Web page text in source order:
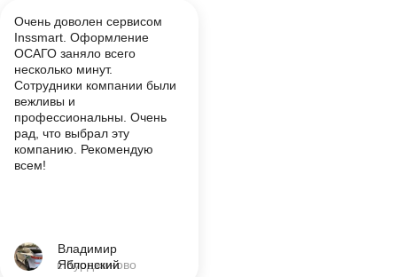
г. Курджиново
Владимир
Яблонский
Очень доволен сервисом
Inssmart. Оформление
ОСАГО заняло всего
несколько минут.
Сотрудники компании были
вежливы и
профессиональны. Очень
рад, что выбрал эту
компанию. Рекомендую
всем!